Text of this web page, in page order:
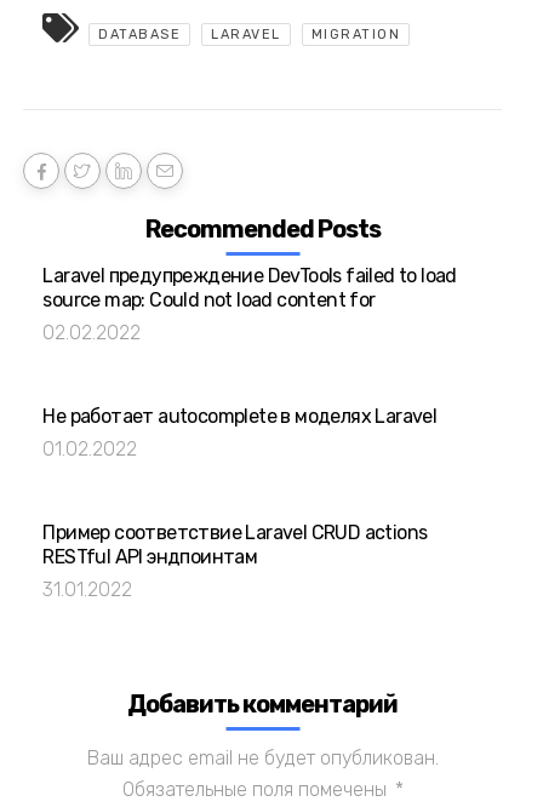
DATABASE LARAVEL MIGRATION
Recommended Posts
Laravel предупреждение DevTools failed to load
source map: Could not load content for
02.02.2022
Не работает autocomplete в моделях Laravel
01.02.2022
Пример соответствие Laravel CRUD actions
RESTful API эндпоинтам
31.01.2022
Добавить комментарий
Ваш адрес email не будет опубликован.
Обязательные поля помечены *